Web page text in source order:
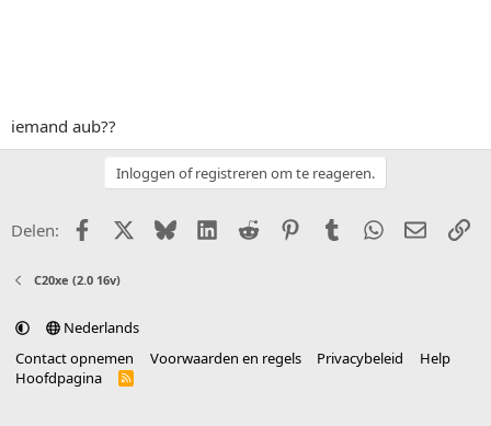
iemand aub??
Inloggen of registreren om te reageren.
Delen: FacebookX (Twitter)
BlueskyLinkedIn
Reddit PinterestTumblr WhatsApp
E-mail
C20xe (2.0 16v)
Nederlands
Contact opnemen
Voorwaarden en regels Privacybeleid
Help
Hoofdpagina
R